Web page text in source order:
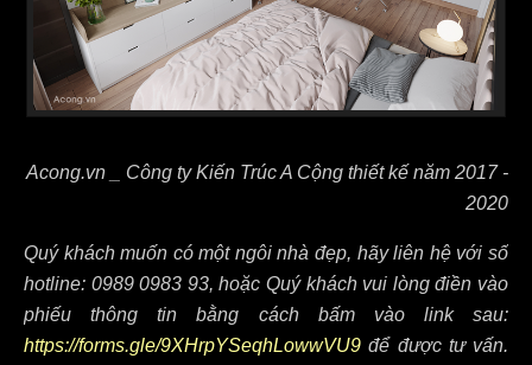
Acong.vn _ Công ty Kiến Trúc A Cộng thiết kế năm 2017 -
2020
Quý khách muốn có một ngôi nhà đẹp, hãy liên hệ với số
hotline: 0989 0983 93, hoặc Quý khách vui lòng điền vào
phiếu thông tin bằng cách bấm vào link sau:
https://forms.gle/9XHrpYSeqhLowwVU9 để được tư vấn.